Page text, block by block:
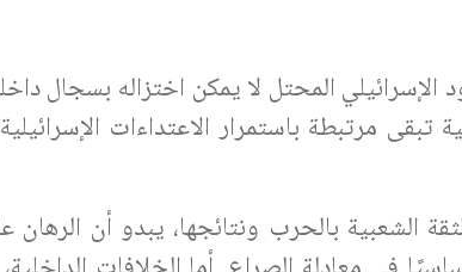
المحتل لا يمكن اختزاله بسجال
تبقى مرتبطة باستمرار الاعتداءات
الشعبية بالحرب ونتائجها، يبدو أن